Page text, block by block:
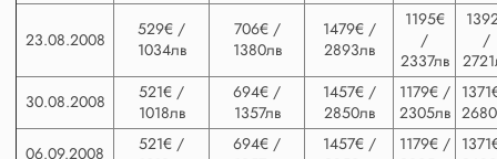
23.08.2008
529€ /
1034лв
706€ /
1380лв
1479€ /
2893лв
1195€
/
2337лв
/
30.08.2008
521€ /
1018лв
694€ /
1357лв
1457€ /
2850лв
1179€ /
2305лв
06.09.2008
521€ /
694€ /
1457€ /
1179€ /